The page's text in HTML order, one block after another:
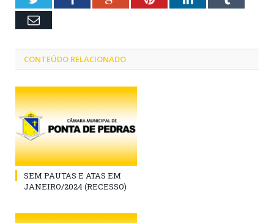
Email
CONTEÚDO RELACIONADO
SEM PAUTAS E ATAS EM
JANEIRO/2024 (RECESSO)